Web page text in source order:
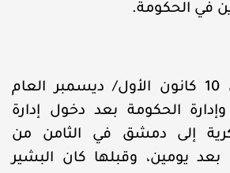
في الحكومة.
وكُلف البشير في 10 كانون الأول/ ديسمبر العام
الحكومة بعد دخول إدارة
إلى دمشق في الثامن من
يومين، وقبلها كان البشير